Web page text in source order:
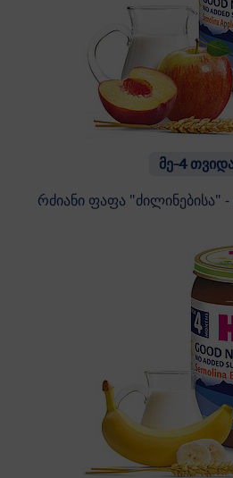
მე-4
რძიანი ფაფა "ძილინებისა"